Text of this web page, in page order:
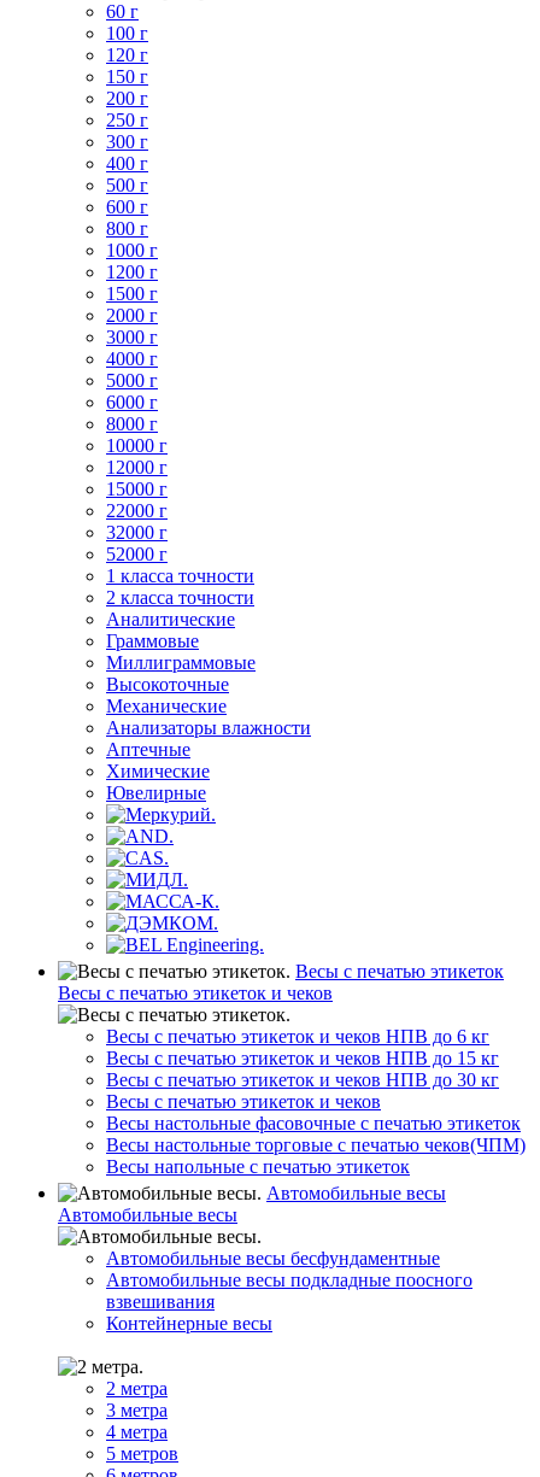
60 г
100 г
120 г
150 г
200 г
250 г
300 г
400 г
500 г
600 г
800 г
1000 г
1200 г
1500 г
2000 г
3000 г
4000 г
5000 г
6000 г
8000 г
10000 г
12000 г
15000 г
22000 г
32000 г
52000 г
1 класса точности
2 класса точности
Аналитические
Граммовые
Миллиграммовые
Высокоточные
Механические
Анализаторы влажности
Аптечные
Химические
Ювелирные
Весы с печатью этикеток
Весы с печатью этикеток и чеков
Весы с печатью этикеток и чеков НПВ до 6 кг
Весы с печатью этикеток и чеков НПВ до 15 кг
Весы с печатью этикеток и чеков НПВ до 30 кг
Весы с печатью этикеток и чеков
Весы настольные фасовочные с печатью этикеток
Весы настольные торговые с печатью чеков(ЧПМ)
Весы напольные с печатью этикеток
Автомобильные весы
Автомобильные весы
Автомобильные весы бесфундаментные
Автомобильные весы подкладные поосного
взвешивания
Контейнерные весы
2 метра
3 метра
4 метра
5 метров